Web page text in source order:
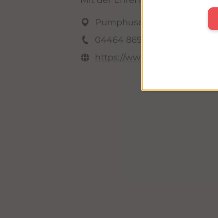
Pumphusen 3, 26409
04464 8693 0
https://www.dshm.de